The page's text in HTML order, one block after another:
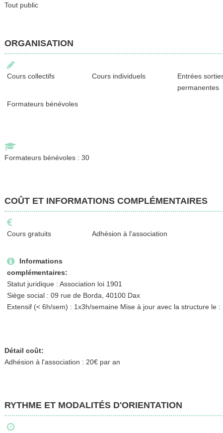
Tout public
ORGANISATION
Cours collectifs Cours individuels
Entrées
permanentes
Formateurs bénévoles
Formateurs bénévoles : 30
COÛT ET INFORMATIONS COMPLÉMENTAIRES
Cours gratuits Adhésion à l'association
Informations
complémentaires:
Statut juridique : Association loi 1901
Siège social : 09 rue de Borda, 40100 Dax
Extensif (< 6h/sem) : 1x3h/semaine Mise à jour avec la structure le
Détail coût:
Adhésion à l'association : 20€ par an
RYTHME ET MODALITÉS D'ORIENTATION